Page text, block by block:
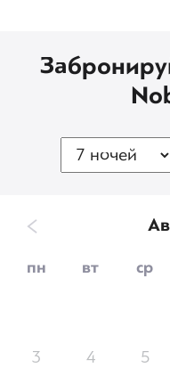
пн вт ср
3 4 5